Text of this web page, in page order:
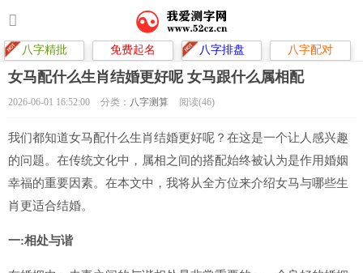
八字精批 免费起名 八字排盘 八字配对
女马配什么生肖结婚更好呢 女马跟什么属相配
2026-06-01 16:52:00 分类： 八字测算 阅读(46)
我们都知道女马配什么生肖结婚更好呢？在这是一个让人感兴趣
的问题。在传统文化中，属相之间的搭配始终被认为是作用婚姻
幸福的重要因素。在本文中，我将从全方位来介绍女马与哪些生
肖更适合结婚。
一:相处与谐